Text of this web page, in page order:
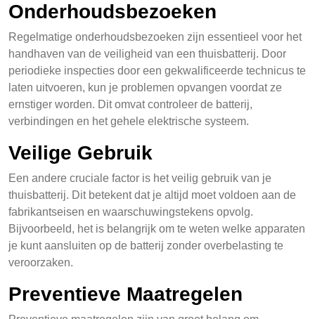
Onderhoudsbezoeken
Regelmatige onderhoudsbezoeken zijn essentieel voor het
handhaven van de veiligheid van een thuisbatterij. Door
periodieke inspecties door een gekwalificeerde technicus te
laten uitvoeren, kun je problemen opvangen voordat ze
ernstiger worden. Dit omvat controleer de batterij,
verbindingen en het gehele elektrische systeem.
Veilige Gebruik
Een andere cruciale factor is het veilig gebruik van je
thuisbatterij. Dit betekent dat je altijd moet voldoen aan de
fabrikantseisen en waarschuwingstekens opvolg.
Bijvoorbeeld, het is belangrijk om te weten welke apparaten
je kunt aansluiten op de batterij zonder overbelasting te
veroorzaken.
Preventieve Maatregelen